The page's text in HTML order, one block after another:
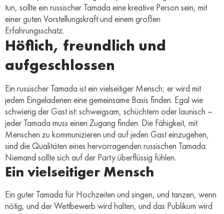
tun, sollte ein russischer Tamada eine kreative Person sein, mit
einer guten Vorstellungskraft und einem großen
Erfahrungsschatz.
Höflich, freundlich und
aufgeschlossen
Ein russischer Tamada ist ein vielseitiger Mensch; er wird mit
jedem Eingeladenen eine gemeinsame Basis finden. Egal wie
schwierig der Gast ist: schweigsam, schüchtern oder launisch –
jeder Tamada muss einen Zugang finden. Die Fähigkeit, mit
Menschen zu kommunizieren und auf jeden Gast einzugehen,
sind die Qualitäten eines hervorragenden russischen Tamada.
Niemand sollte sich auf der Party überflüssig fühlen.
Ein vielseitiger Mensch
Ein guter Tamada für Hochzeiten und singen, und tanzen, wenn
nötig, und der Wettbewerb wird halten, und das Publikum wird